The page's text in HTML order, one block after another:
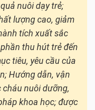
nuôi dạy trẻ;
lượng cao, giảm
tích xuất sắc
thu hút trẻ đến
tiêu, yêu cầu của
Hướng dẫn, vận
nuôi dưỡng,
khoa học; được